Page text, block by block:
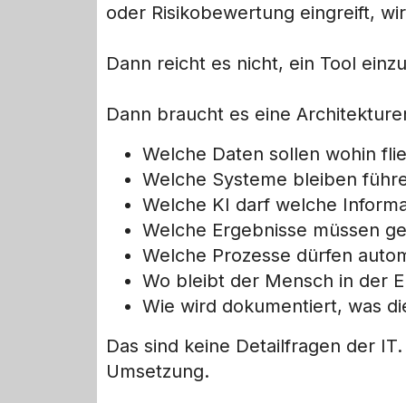
oder Risikobewertung eingreift,
Dann reicht es nicht, ein Tool
Dann braucht es eine
Welche Daten sollen wohin
Welche Systeme bleiben
Welche KI darf welche
Welche Ergebnisse müssen
Welche Prozesse dürfen
Wo bleibt der Mensch in der
Wie wird dokumentiert, was
Das sind keine Detailfragen der
Umsetzung.